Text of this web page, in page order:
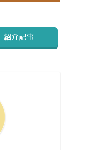
紹介記事